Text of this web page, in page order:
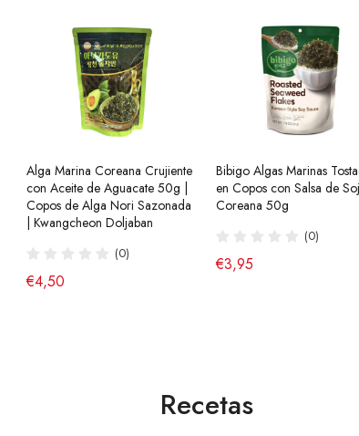
Alga Marina Coreana Crujiente
con Aceite de Aguacate 50g |
Copos de Alga Nori Sazonada
| Kwangcheon Doljaban
(0)
€4,50
Bibigo Algas Marinas
en Copos con Salsa de
Coreana 50g
(0)
€3,95
Ramen Coreano Buldak Sabor
a Queso Hala 140g SamYang
(10)
Ramen Coreanos
Chapagetti con Salsa
Halal 140g Nongshim
(13)
€2,75
Recetas